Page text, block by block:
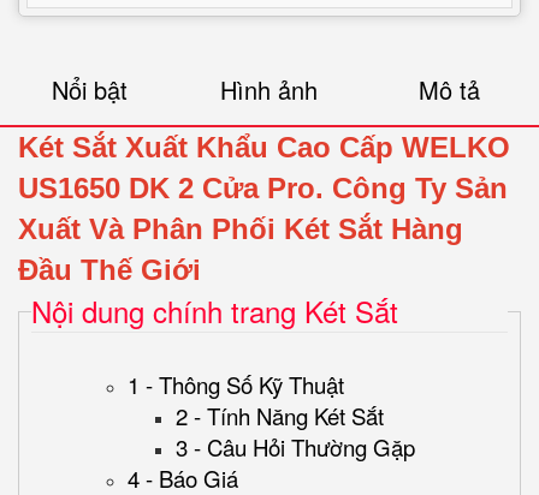
Nổi bật Hình ảnh Mô tả
Két Sắt Xuất Khẩu Cao Cấp WELKO
US1650 DK 2 Cửa Pro. Công Ty Sản
Xuất Và Phân Phối Két Sắt Hàng
Đầu Thế Giới
Nội dung chính trang Két Sắt
1 - Thông Số Kỹ Thuật
2 - Tính Năng Két Sắt
3 - Câu Hỏi Thường Gặp
4 - Báo Giá